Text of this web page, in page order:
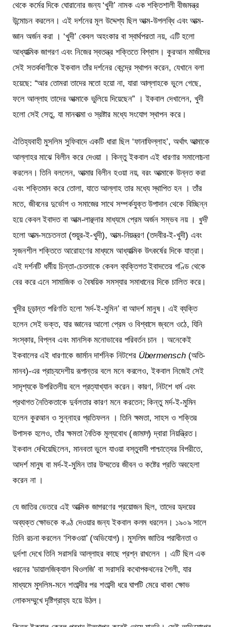
থেকে কর্মের দিকে ঘোরানোর জন্য ‘খুদী’ নামক এক শক্তিশালী বীজমন্ত্র
উন্মোচন করলেন। এই দর্শনের মূল উদ্দেশ্য ছিল আত্ম-উপলব্ধি এবং আত্ম-
জ্ঞান অর্জন করা । ‘খুদী’ কেবল অহংকার বা স্বার্থপরতা নয়, এটি হলো
আধ্যাত্মিক জাগরণ এবং নিজের স্বতন্ত্র শক্তিতে বিশ্বাস। কুরআন মাজীদের
সেই সতর্কবাণীকে ইকবাল তাঁর দর্শনের কেন্দ্রে স্থাপন করেন, যেখানে বলা
হয়েছে: “আর তোমরা তাদের মতো হয়ো না, যারা আল্লাহকে ভুলে গেছে,
ফলে আল্লাহ তাদের আত্মাকে ভুলিয়ে দিয়েছেন” । ইকবাল দেখালেন, খুদী
হলো সেই সেতু, যা মানবাত্মা ও স্রষ্টার মধ্যে সংযোগ স্থাপন করে।
ঐতিহ্যবাহী মুসলিম সুফিবাদে একটি ধারা ছিল ‘ফানাফিল্লাহ’, অর্থাৎ আত্মাকে
আল্লাহর মাঝে বিলীন করে দেওয়া । কিন্তু ইকবাল এই ধারণার সমালোচনা
করলেন। তিনি বললেন, আত্মার বিলীন হওয়া নয়, বরং আত্মাকে উন্নত করা
এবং শক্তিমান করে তোলা, যাতে আল্লাহ তার মধ্যে স্থাপিত হন । তাঁর
মতে, জীবনের দুর্ভোগ ও সমাজের সাথে সম্পর্কযুক্ত উপাদান থেকে বিচ্ছিন্ন
হয়ে কেবল ইবাদত বা আত্ম-লাঞ্ছনার মাধ্যমে প্রেম অর্জন সম্ভব নয় । খুদী
হলো আত্ম-সচেতনতা (শুয়ুর-ই-খুদী), আত্ম-নিয়ন্ত্রণ (তদবীর-ই-খুদী) এবং
সৃজনশীল শক্তিতে আরোহণের মাধ্যমে আধ্যাত্মিক উৎকর্ষের দিকে যাত্রা।
এই দর্শনটি ধর্মীয় চিন্তা-চেতনাকে কেবল ব্যক্তিগত ইবাদতের গণ্ডি থেকে
বের করে এনে সামাজিক ও বৈষয়িক সমস্যার সমাধানের দিকে চালিত করে।
খুদীর চূড়ান্ত পরিণতি হলো ‘মর্দ-ই-মুমিন’ বা আদর্শ মানুষ। এই ব্যক্তি
হলেন সেই ভক্ত, যার জ্ঞানের আলো প্রেম ও বিশ্বাসে জ্বলে ওঠে, যিনি
সংস্কার, বিপ্লব এবং মানসিক মনোভাবের পরিবর্তন চান । অনেকেই
ইকবালের এই ধারণাকে জার্মান দার্শনিক নিটশের Übermensch(অতি-
মানব)-এর প্রাচ্যদেশীয় রূপান্তর বলে মনে করলেও, ইকবাল নিজেই সেই
সাদৃশ্যকে উপরিতলীয় বলে প্রত্যাখ্যান করেন। কারণ, নিটশে ধর্ম এবং
প্রথাগত নৈতিকতাকে দুর্বলতার কারণ মনে করতেন; কিন্তু মর্দ-ই-মুমিন
হলেন কুরআন ও সুন্নাহর প্রতিফলন । তিনি ক্ষমতা, সাহস ও শক্তির
উপাসক হলেও, তাঁর ক্ষমতা নৈতিক মূল্যবোধ (জামাল) দ্বারা নিয়ন্ত্রিত।
ইকবাল দেখিয়েছিলেন, মানবতা ভুলে যাওয়া বস্তুবাদী পাশ্চাত্যের বিপরীতে,
আদর্শ মানুষ বা মর্দ-ই-মুমিন তার উম্মতের জীবন ও কষ্টের প্রতি অবহেলা
করেন না ।
যে জাতির ভেতরে এই আত্মিক জাগরণের প্রয়োজন ছিল, তাদের হৃদয়ের
অব্যক্ত ক্ষোভকে কণ্ঠ দেওয়ার জন্য ইকবাল কলম ধরলেন। ১৯০৯ সালে
তিনি রচনা করলেন ‘শিকওয়া’ (অভিযোগ)। মুসলিম জাতির পরাধীনতা ও
দুর্দশা দেখে তিনি সরাসরি আল্লাহর কাছে প্রশ্ন রাখলেন । এটি ছিল এক
ধরনের ‘ডায়ালজিক্যাল থিওলজি’ বা সরাসরি কথোপকথনের শৈলী, যার
মাধ্যমে মুসলিম-মনে শতাব্দীর পর শতাব্দী ধরে ঘাপটি মেরে থাকা ক্ষোভ
লোকসম্মুখে দৃষ্টিগ্রাহ্য হয়ে উঠল।